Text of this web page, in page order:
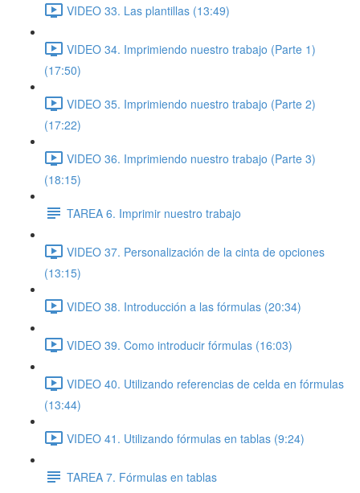
VIDEO 33. Las plantillas (13:49)
VIDEO 34. Imprimiendo nuestro trabajo (Parte 1)
(17:50)
VIDEO 35. Imprimiendo nuestro trabajo (Parte 2)
(17:22)
VIDEO 36. Imprimiendo nuestro trabajo (Parte 3)
(18:15)
TAREA 6. Imprimir nuestro trabajo
VIDEO 37. Personalización de la cinta de opciones
(13:15)
VIDEO 38. Introducción a las fórmulas (20:34)
VIDEO 39. Como introducir fórmulas (16:03)
VIDEO 40. Utilizando referencias de celda en fórmulas
(13:44)
VIDEO 41. Utilizando fórmulas en tablas (9:24)
TAREA 7. Fórmulas en tablas